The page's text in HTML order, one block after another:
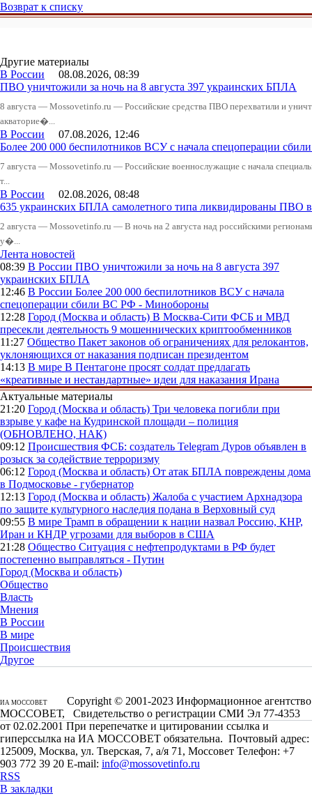
Возврат к списку
Другие материалы
В России 08.08.2026, 08:39
ПВО уничтожили за ночь на 8 августа 397 украинских БПЛА
8 августа — Mossovetinfo.ru — Российские средства ПВО перехватили и
акваторие�...
В России 07.08.2026, 12:46
Более 200 000 беспилотников ВСУ с начала спецоперации
7 августа — Mossovetinfo.ru — Российские военнослужащие с начала
т...
В России 02.08.2026, 08:48
635 украинских БПЛА самолетного типа ликвидированы ПВО
2 августа — Mossovetinfo.ru — В ночь на 2 августа над российскими
у�...
Лента новостей
08:39 В России ПВО уничтожили за ночь на 8 августа 397
украинских БПЛА
12:46 В России Более 200 000 беспилотников ВСУ с начала
спецоперации сбили ВС РФ - Минобороны
12:28 Город (Москва и область) В Москва-Сити ФСБ и МВД
пресекли деятельность 9 мошеннических криптообменников
11:27 Общество Пакет законов об ограничениях для релокантов,
уклоняющихся от наказания подписан президентом
14:13 В мире В Пентагоне просят солдат предлагать
«креативные и нестандартные» идеи для наказания Ирана
Актуальные материалы
21:20 Город (Москва и область) Три человека погибли при
взрыве у кафе на Кудринской площади – полиция
(ОБНОВЛЕНО, НАК)
09:12 Происшествия ФСБ: создатель Telegram Дуров объявлен в
розыск за содействие терроризму
06:12 Город (Москва и область) От атак БПЛА повреждены дома
в Подмосковье - губернатор
12:13 Город (Москва и область) Жалоба с участием Архнадзора
по защите культурного наследия подана в Верховный суд
09:55 В мире Трамп в обращении к нации назвал Россию, КНР,
Иран и КНДР угрозами для выборов в США
21:28 Общество Ситуация с нефтепродуктами в РФ будет
постепенно выправляться - Путин
Город (Москва и область)
Общество
Власть
Мнения
В России
В мире
Происшествия
Другое
ИА МОССОВЕТ
Copyright © 2001-2023 Информационное агентство
МОССОВЕТ, Свидетельство о регистрации СМИ Эл 77-4353
от 02.02.2001 При перепечатке и цитировании ссылка и
гиперссылка на ИА МОССОВЕТ обязательна. Почтовый адрес:
125009, Москва, ул. Тверская, 7, а/я 71, Моссовет Телефон: +7
903 772 39 20 E-mail: info@mossovetinfo.ru
RSS
В закладки